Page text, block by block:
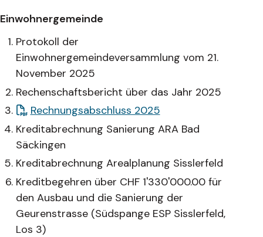
Einwohnergemeinde
Protokoll der
Einwohnergemeindeversammlung vom 21.
November 2025
Rechenschaftsbericht über das Jahr 2025
Rechnungsabschluss 2025
Kreditabrechnung Sanierung ARA Bad
Säckingen
Kreditabrechnung Arealplanung Sisslerfeld
Kreditbegehren über CHF 1'330'000.00 für
den Ausbau und die Sanierung der
Geurenstrasse (Südspange ESP Sisslerfeld,
Los 3)